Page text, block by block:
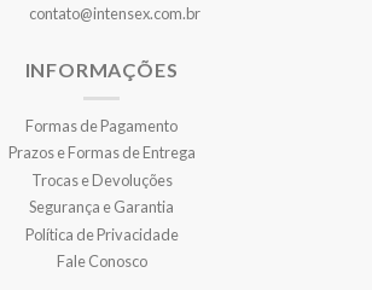
contato@intensex.com.br
INFORMAÇÕES
Formas de Pagamento
Prazos e Formas de Entrega
Trocas e Devoluções
Segurança e Garantia
Política de Privacidade
Fale Conosco